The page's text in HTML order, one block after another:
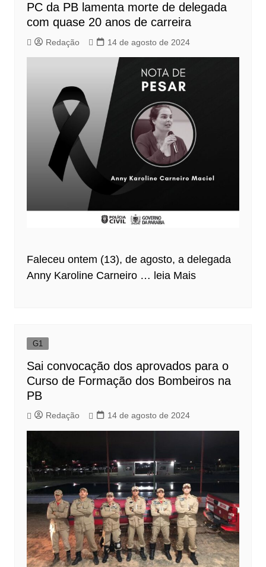
PC da PB lamenta morte de delegada
com quase 20 anos de carreira
Redação 14 de agosto de 2024
Faleceu ontem (13), de agosto, a delegada
Anny Karoline Carneiro … leia Mais
G1
Sai convocação dos aprovados para o
Curso de Formação dos Bombeiros na
PB
Redação 14 de agosto de 2024